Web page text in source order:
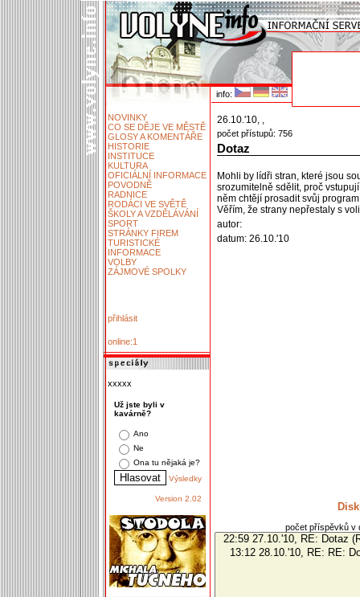
info:
NOVINKY
CO SE DĚJE VE MĚSTĚ
GLOSY A KOMENTÁŘE
HISTORIE
INSTITUCE
KULTURA
OFICIÁLNÍ INFORMACE
POVODNĚ
RADNICE
RODÁCI VE SVĚTĚ
ŠKOLY A VZDĚLÁVÁNÍ
SPORT
STRÁNKY FIREM
TURISTICKÉ
INFORMACE
VOLBY
ZÁJMOVÉ SPOLKY
přihlásit
online:1
xxxxx
Už jste byli v
kavárně?
Ano
Ne
Ona tu nějaká je?
Výsledky
Version 2.02
26.10.'10, ,
počet přístupů: 756
Dotaz
Mohli by lídři stran, které jsou
srozumitelně sdělit, proč
něm chtějí prosadit svůj
Věřím, že strany nepřestaly s
autor:
datum: 26.10.'10
počet příspěvků v